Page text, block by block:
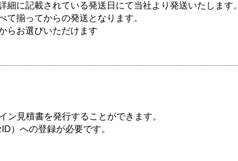
に記載されている発送日にて当社より発送いたします。
揃ってからの発送となります。
らお選びいただけます
ン見積書を発行することができます。
）への登録が必要です。